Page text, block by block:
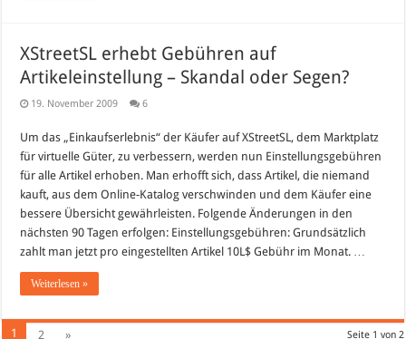
XStreetSL erhebt Gebühren auf
Artikeleinstellung – Skandal oder Segen?
19. November 2009 6
Um das „Einkaufserlebnis“ der Käufer auf XStreetSL, dem Marktplatz
für virtuelle Güter, zu verbessern, werden nun Einstellungsgebühren
für alle Artikel erhoben. Man erhofft sich, dass Artikel, die niemand
kauft, aus dem Online-Katalog verschwinden und dem Käufer eine
bessere Übersicht gewährleisten. Folgende Änderungen in den
nächsten 90 Tagen erfolgen: Einstellungsgebühren: Grundsätzlich
zahlt man jetzt pro eingestellten Artikel 10L$ Gebühr im Monat. …
Weiterlesen »
Seite 1 von 2
1 2 »